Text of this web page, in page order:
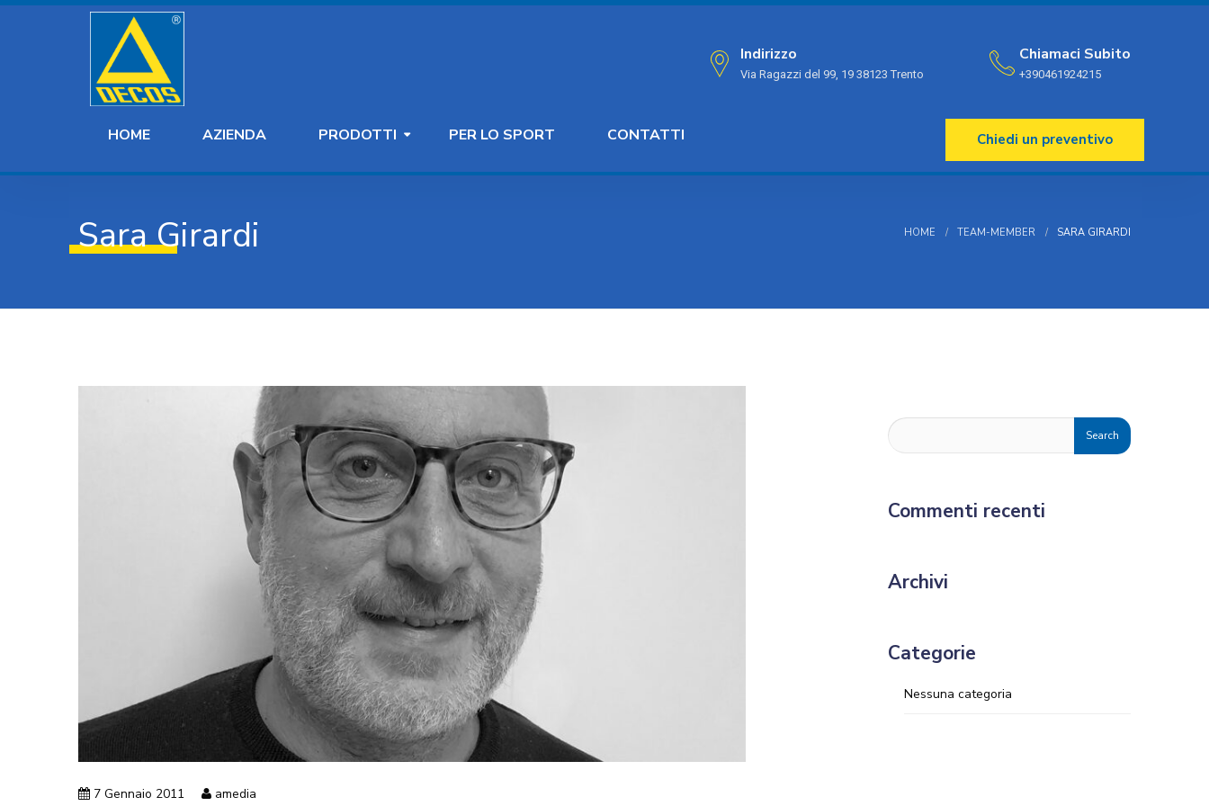
Indirizzo
Via Ragazzi del 99, 19 38123 Trento
Chiamaci Subito
+390461924215
HOME AZIENDA PRODOTTI PER LO SPORT CONTATTI Chiedi un preventivo
Sara Girardi HOME TEAM-MEMBER SARA GIRARDI
7 Gennaio 2011 amedia
Commenti recenti
Archivi
Categorie
Nessuna categoria